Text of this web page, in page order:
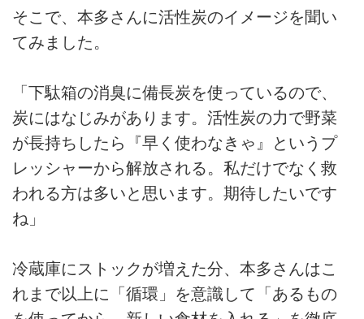
そこで、本多さんに活性炭のイメージを聞い
てみました。
「下駄箱の消臭に備長炭を使っているので、
炭にはなじみがあります。活性炭の力で野菜
が長持ちしたら『早く使わなきゃ』というプ
レッシャーから解放される。私だけでなく救
われる方は多いと思います。期待したいです
ね」
冷蔵庫にストックが増えた分、本多さんはこ
れまで以上に「循環」を意識して「あるもの